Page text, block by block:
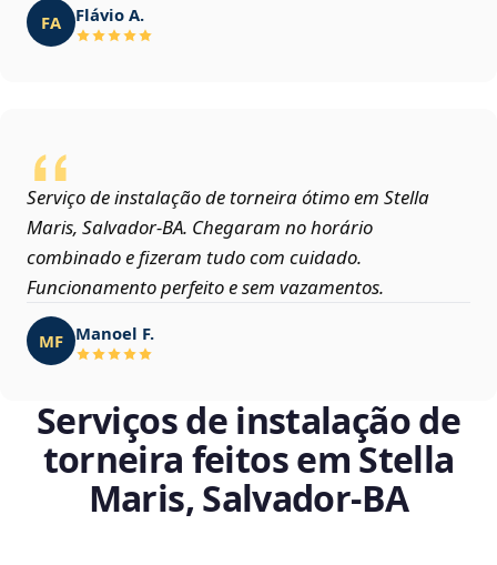
FA Flávio A.
Serviço de instalação de torneira ótimo em Stella
Maris, Salvador‑BA. Chegaram no horário
combinado e fizeram tudo com cuidado.
Funcionamento perfeito e sem vazamentos.
MF Manoel F.
Serviços de instalação de
torneira feitos em Stella
Maris, Salvador‑BA